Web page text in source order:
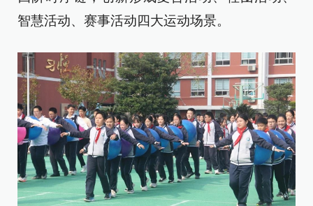
智慧活动、赛事活动四大运动场景。